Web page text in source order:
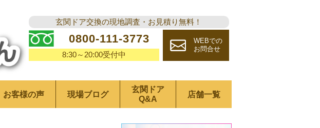
玄関ドア交換の現地調査・お見積り無料！
0800-111-3773
8:30～20:00受付中
WEBでの
お問合せ
お客様の声 現場ブログ
玄関ドア
Q&A
店舗一覧